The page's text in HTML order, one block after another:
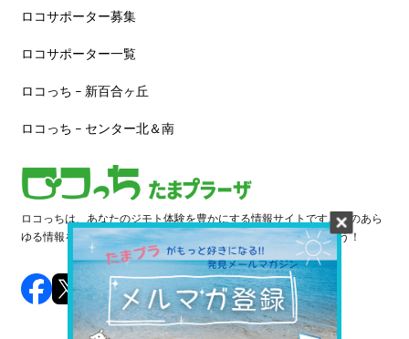
ロコサポーター募集
ロコサポーター一覧
ロコっち – 新百合ヶ丘
ロコっち – センター北＆南
ロコっちは、あなたのジモト体験を豊かにする情報サイトです。街のあら
ゆる情報を収集し、日々更新しています。早速情報を探してみよう！
©️ 2024 LOCOTCH. All Rights Reserved.